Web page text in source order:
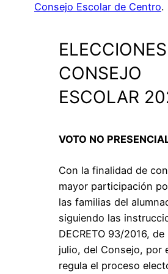
Consejo Escolar de Centro.
ELECCIONES
CONSEJO
ESCOLAR
VOTO NO
Con la finalidad de
mayor participación
las familias del
siguiendo las
DECRETO 93/2016,
julio, del Consejo, por
regula el proceso